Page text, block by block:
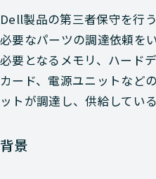
Dell製品の第三者保守を行
必要なパーツの調達依頼を
必要となるメモリ、ハード
カード、電源ユニットなど
ットが調達し、供給している
背景